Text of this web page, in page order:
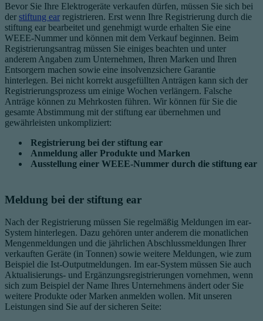
Bevor Sie Ihre Elektrogeräte verkaufen dürfen, müssen Sie sich bei
der stiftung ear registrieren. Erst wenn Ihre Registrierung durch die
stiftung ear bearbeitet und genehmigt wurde erhalten Sie eine
WEEE-Nummer und können mit dem Verkauf beginnen. Beim
Registrierungsantrag müssen Sie einiges beachten und unter
anderem Angaben zum Unternehmen, Ihren Marken und Ihren
Entsorgern machen sowie eine insolvenzsichere Garantie
hinterlegen. Bei nicht korrekt ausgefüllten Anträgen kann sich der
Registrierungsprozess um einige Wochen verlängern. Falsche
Anträge können zu Mehrkosten führen. Wir können für Sie die
gesamte Abstimmung mit der stiftung ear übernehmen und
gewährleisten unkompliziert:
Registrierung bei der stiftung ear
Anmeldung aller Produkte und Marken
Ausstellung einer WEEE-Nummer durch die stiftung ear
Meldung bei der stiftung ear
Nach der Registrierung müssen Sie regelmäßig Meldungen im ear-
System hinterlegen. Dazu gehören unter anderem die monatlichen
Mengenmeldungen und die jährlichen Abschlussmeldungen Ihrer
verkauften Geräte (in Tonnen) sowie weitere Meldungen, wie zum
Beispiel die Ist-Outputmeldungen. Im ear-System müssen Sie auch
Aktualisierungs- und Ergänzungsregistrierungen vornehmen, wenn
sich zum Beispiel der Name Ihres Unternehmens ändert oder Sie
weitere Produkte oder Marken anmelden wollen. Mit unseren
Leistungen sind Sie auf der sicheren Seite: